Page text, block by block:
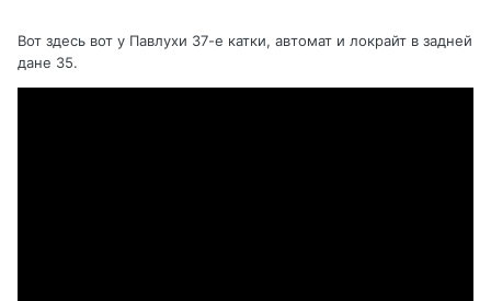
Вот здесь вот у Павлухи 37-е катки, автомат и локрайт в задней
дане 35.